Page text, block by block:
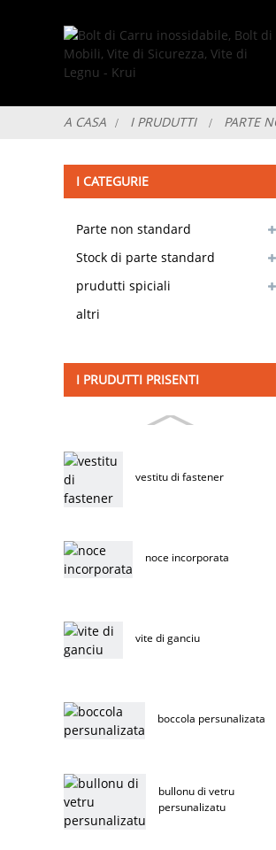
A CASA I PRUDUTTI PARTE
I CATEGURIE
Parte non standard
persunalizabile
Stock di parte standard
dispunibule
prudutti spiciali
altri
I PRUDUTTI PRISENTI
vestitu di fastener
noce incorporata
vite di ganciu
boccola persunalizata
bullonu di vetru
persunalizatu